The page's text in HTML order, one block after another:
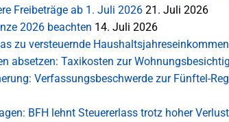
Freibeträge ab 1. Juli 2026 21. Juli 2026
2026 beachten 14. Juli 2026
zu versteuernde
absetzen: Taxikosten zur
Verfassungsbeschwerde zur Fünftel-
BFH lehnt Steuererlass trotz hoher